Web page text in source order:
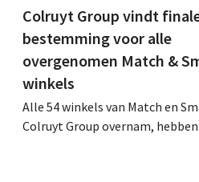
Colruyt Group vindt
bestemming voor alle
overgenomen Match &
winkels
Alle 54 winkels van Match en
Colruyt Group overnam, hebben